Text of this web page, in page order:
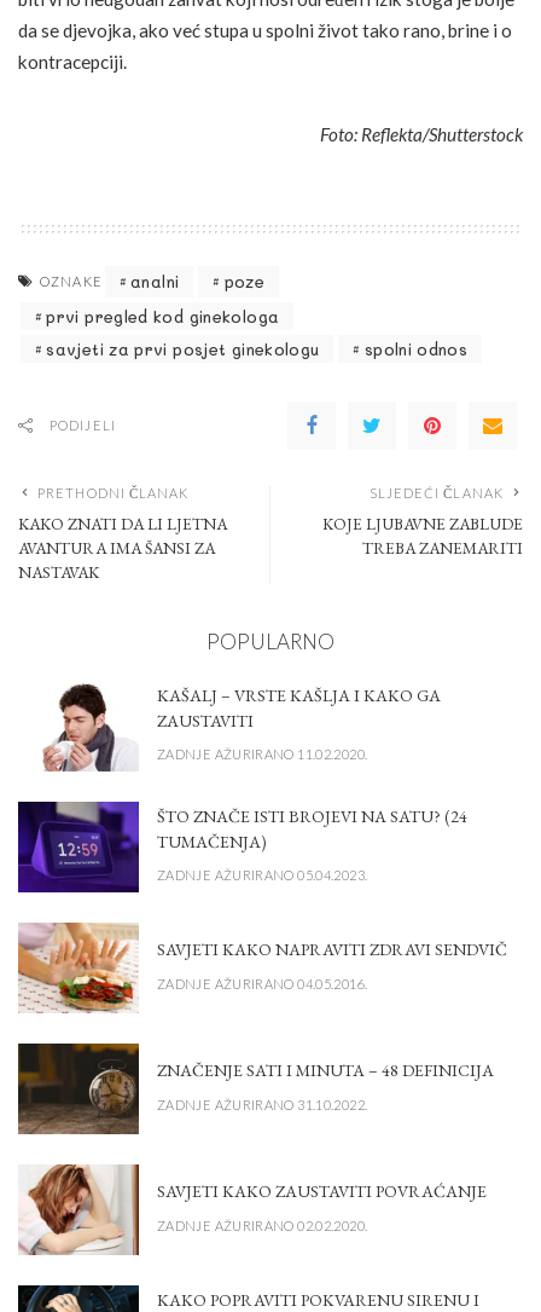
da se djevojka, ako već stupa u spolni život tako rano, brine i o
kontracepciji.
Foto: Reflekta/Shutterstock
OZNAKE analni
poze
prvi pregled kod ginekologa
savjeti za prvi posjet ginekologu
spolni odnos
PODIJELI
PRETHODNI ČLANAK
KAKO ZNATI DA LI LJETNA
AVANTURA IMA ŠANSI ZA
NASTAVAK
SLJEDEĆI ČLANAK
KOJE LJUBAVNE ZABLUDE
TREBA ZANEMARITI
POPULARNO
KAŠALJ – VRSTE KAŠLJA I KAKO GA
ZAUSTAVITI
ZADNJE AŽURIRANO 11.02.2020.
ŠTO ZNAČE ISTI BROJEVI NA SATU? (24
TUMAČENJA)
ZADNJE AŽURIRANO 05.04.2023.
SAVJETI KAKO NAPRAVITI ZDRAVI SENDVIČ
ZADNJE AŽURIRANO 04.05.2016.
ZNAČENJE SATI I MINUTA – 48 DEFINICIJA
ZADNJE AŽURIRANO 31.10.2022.
SAVJETI KAKO ZAUSTAVITI POVRAĆANJE
ZADNJE AŽURIRANO 02.02.2020.
KAKO POPRAVITI POKVARENU SIRENU I